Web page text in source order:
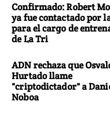
Confirmado: Robert
ya fue contactado por
para el cargo de
de La Tri
ADN rechaza que
Hurtado llame
"criptodictador" a
Noboa